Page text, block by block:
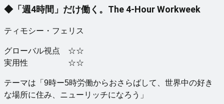
◆「週4時間」だけ働く。The 4-Hour Workweek
ティモシー・フェリス
グローバル視点 ☆☆
実用性 ☆☆
テーマは「9時ー5時労働からおさらばして、世界中の好き
な場所に住み、ニューリッチになろう」